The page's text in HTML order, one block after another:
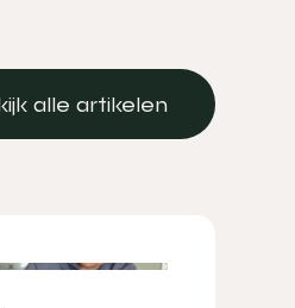
alle artikelen
alle artikelen